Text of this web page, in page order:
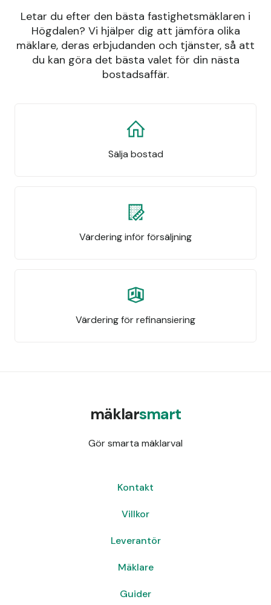
Letar du efter den bästa fastighetsmäklaren i
Högdalen? Vi hjälper dig att jämföra olika
mäklare, deras erbjudanden och tjänster, så att
du kan göra det bästa valet för din nästa
bostadsaffär.
Sälja bostad
Värdering inför försäljning
Värdering för refinansiering
mäklarsmart
Gör smarta mäklarval
Kontakt
Villkor
Leverantör
Mäklare
Guider